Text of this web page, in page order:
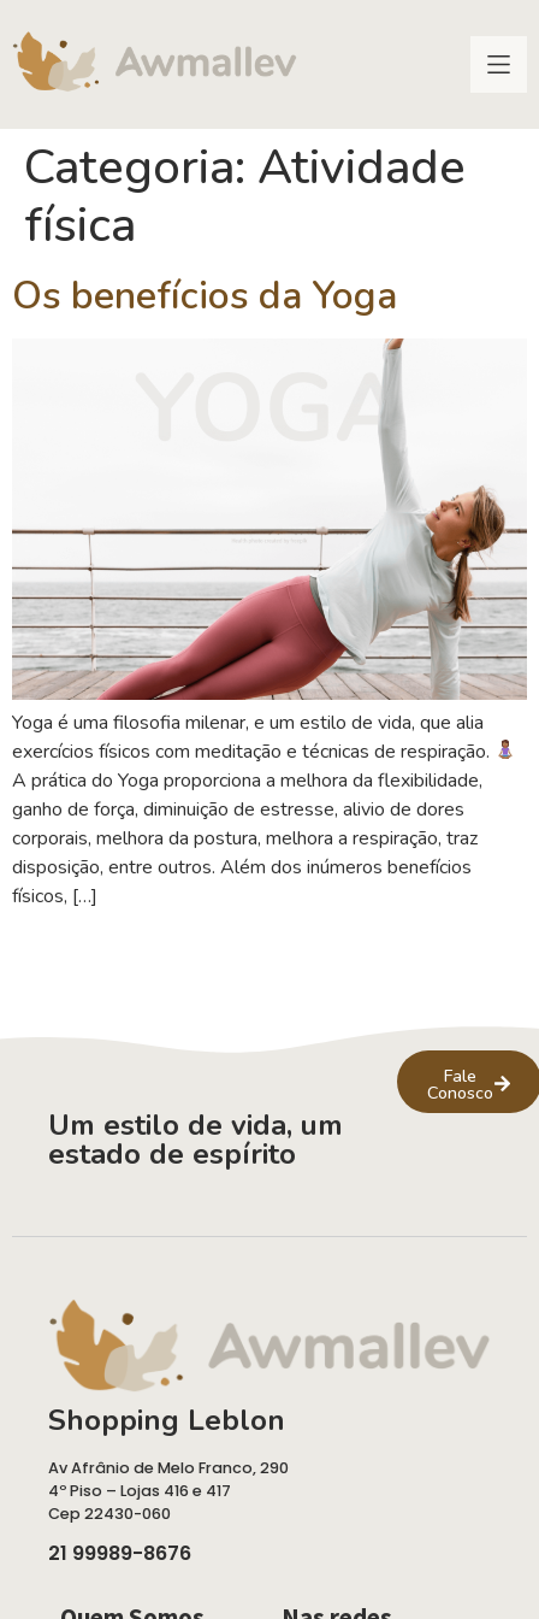
Categoria: Atividade
física
Os benefícios da Yoga
Yoga é uma filosofia milenar, e um estilo de vida, que alia
exercícios físicos com meditação e técnicas de respiração.
A prática do Yoga proporciona a melhora da flexibilidade,
ganho de força, diminuição de estresse, alivio de dores
corporais, melhora da postura, melhora a respiração, traz
disposição, entre outros. Além dos inúmeros benefícios
físicos, […]
Um estilo de vida, um
estado de espírito
Fale
Conosco
Shopping Leblon
Av Afrânio de Melo Franco, 290
4º Piso – Lojas 416 e 417
Cep 22430-060
21 99989-8676